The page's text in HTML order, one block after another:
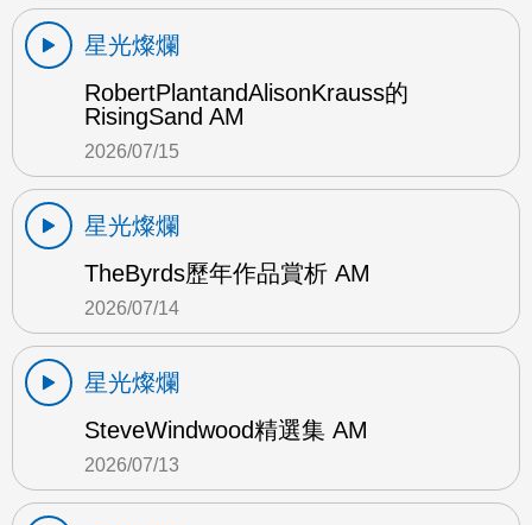
星光燦爛
RobertPlantandAlisonKrauss的
RisingSand AM
2026/07/15
星光燦爛
TheByrds歷年作品賞析 AM
2026/07/14
星光燦爛
SteveWindwood精選集 AM
2026/07/13